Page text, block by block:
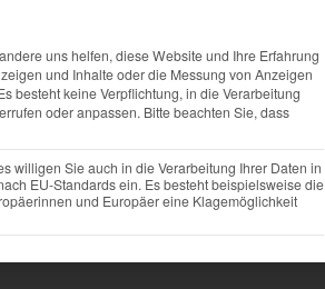
uns helfen, diese Website und Ihre Erfahrung
und Inhalte oder die Messung von Anzeigen
besteht keine Verpflichtung, in die Verarbeitung
oder anpassen. Bitte beachten Sie, dass
willigen Sie auch in die Verarbeitung Ihrer Daten in
EU-Standards ein. Es besteht beispielsweise die
und Europäer eine Klagemöglichkeit